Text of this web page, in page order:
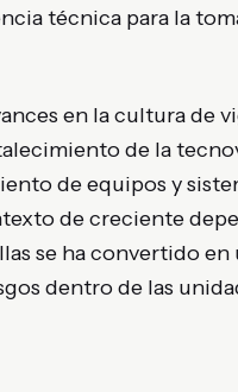
técnica para la
en la cultura de
de la
de equipos y
de creciente
se ha convertido
dentro de las